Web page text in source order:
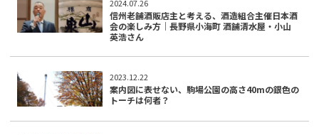
2024.07.26
信州老舗酒販店主と考える、酒造組合主催日本酒
会の楽しみ方｜長野県小海町 酒舗清水屋・小山
英浩さん
2023.12.22
案内図に表せない、駒場公園の高さ40mの銀色の
トーチは何者？